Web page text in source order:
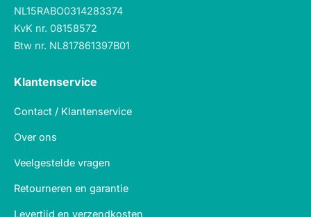
NL15RABO0314283374
KvK nr. 08158572
Btw nr. NL817861397B01
Klantenservice
Contact / Klantenservice
Over ons
Veelgestelde vragen
Retourneren en garantie
Levertijd en verzendkosten